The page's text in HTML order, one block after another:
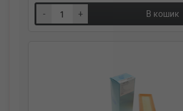
- + В кошик